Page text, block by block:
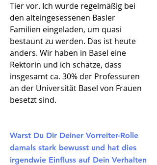
Tier vor. Ich wurde regelmäßig bei
den alteingesessenen Basler
Familien eingeladen, um quasi
bestaunt zu werden. Das ist heute
anders. Wir haben in Basel eine
Rektorin und ich schätze, dass
insgesamt ca. 30% der Professuren
an der Universität Basel von Frauen
besetzt sind.
Warst Du Dir Deiner Vorreiter-Rolle
damals stark bewusst und hat dies
irgendwie Einfluss auf Dein Verhalten